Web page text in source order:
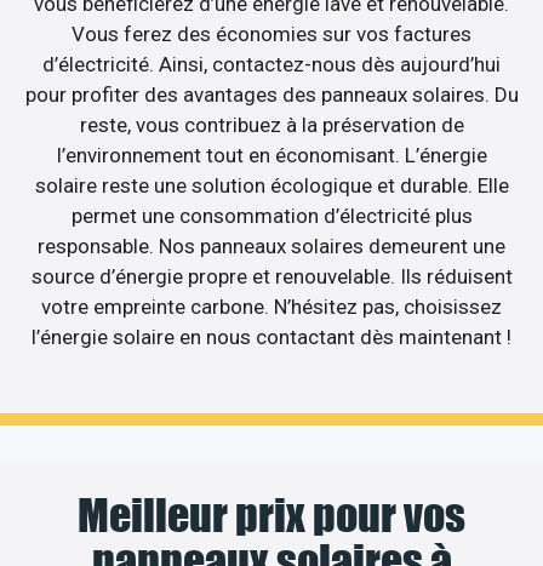
Vous ferez des économies sur vos factures
d’électricité. Ainsi, contactez-nous dès aujourd’hui
pour profiter des avantages des panneaux solaires. Du
reste, vous contribuez à la préservation de
l’environnement tout en économisant. L’énergie
solaire reste une solution écologique et durable. Elle
permet une consommation d’électricité plus
responsable. Nos panneaux solaires demeurent une
source d’énergie propre et renouvelable. Ils réduisent
votre empreinte carbone. N’hésitez pas, choisissez
l’énergie solaire en nous contactant dès maintenant !
Meilleur prix pour vos